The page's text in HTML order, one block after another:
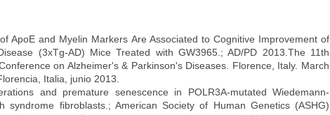
ApoE and Myelin Markers Are Associated to Cognitive Improvement of
(3xTg-AD) Mice Treated with GW3965.; AD/PD 2013.The 11th
on Alzheimer's & Parkinson's Diseases. Florence, Italy. March
Italia, junio 2013.
and premature senescence in POLR3A-mutated Wiedemann-
syndrome fibroblasts.; American Society of Human Genetics (ASHG)